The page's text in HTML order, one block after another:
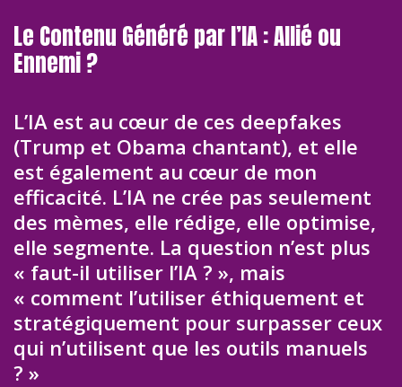
Le Contenu Généré par l’IA : Allié ou
Ennemi ?
L’IA est au cœur de ces deepfakes
(Trump et Obama chantant), et elle
est également au cœur de mon
efficacité. L’IA ne crée pas seulement
des mèmes, elle rédige, elle optimise,
elle segmente. La question n’est plus
« faut-il utiliser l’IA ? », mais
« comment l’utiliser éthiquement et
stratégiquement pour surpasser ceux
qui n’utilisent que les outils manuels
? »